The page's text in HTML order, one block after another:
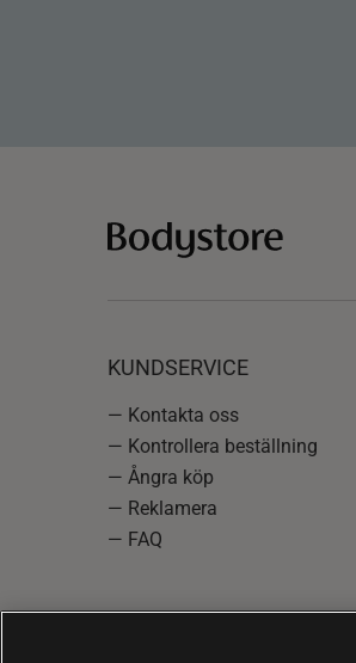
KUNDSERVICE
— Kontakta oss
— Kontrollera beställning
— Ångra köp
— Reklamera
— FAQ